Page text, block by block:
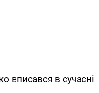
вписався в сучасні